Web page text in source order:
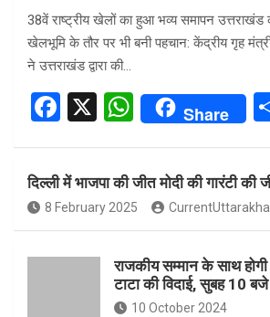
38वें राष्ट्रीय खेलों का हुआ भव्य समापन
खेलभूमि के तौर पर भी बनी पहचान: केंद्रीय गृह
ने उत्तराखंड द्वारा की…
F
ce
b
o
o
X
W
at
s
A
p
p
Share
दिल्ली में भाजपा की जीत मोदी की गारंटी की
8 February 2025
राजकीय सम्मान के साथ
टाटा की विदाई, सुबह 10
10 October 2024